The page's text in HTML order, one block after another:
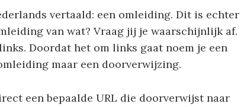
vertaald: een omleiding. Dit is echter
van wat? Vraag jij je waarschijnlijk af.
Doordat het om links gaat noem je een
maar een doorverwijzing.
een bepaalde URL die doorverwijst naar